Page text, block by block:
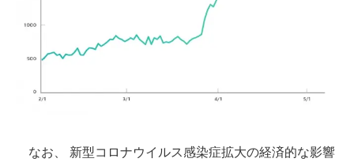
なお、 新型コロナウイルス感染症拡大の経済的な影響